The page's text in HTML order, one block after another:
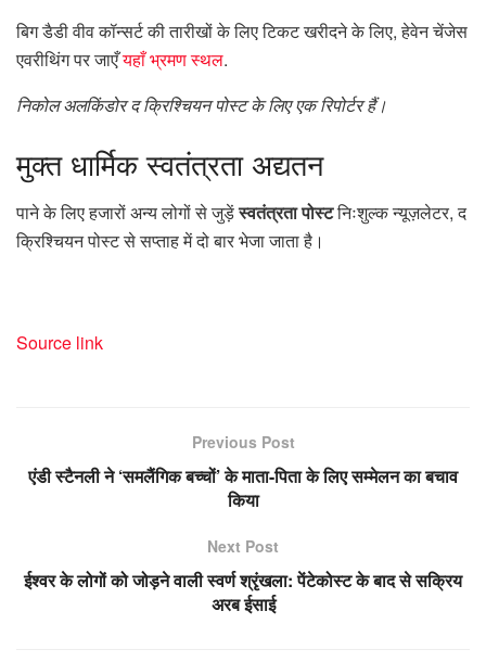
बिग डैडी वीव कॉन्सर्ट की तारीखों के लिए टिकट खरीदने के लिए, हेवेन चेंजेस
एवरीथिंग पर जाएँयहाँ भ्रमण स्थल.
निकोल अलकिंडोर द क्रिश्चियन पोस्ट के लिए एक रिपोर्टर हैं।
मुक्तधार्मिक स्वतंत्रता अद्यतन
पाने के लिए हजारों अन्य लोगों से जुड़ेंस्वतंत्रता पोस्टनिःशुल्क न्यूज़लेटर, द
क्रिश्चियन पोस्ट से सप्ताह में दो बार भेजा जाता है।
Source link
Previous Post
एंडी स्टैनली ने ‘समलैंगिक बच्चों’ के माता-पिता के लिए सम्मेलन का बचाव
किया
Next Post
ईश्वर के लोगों को जोड़ने वाली स्वर्ण श्रृंखला: पेंटेकोस्ट के बाद से सक्रिय
अरब ईसाई